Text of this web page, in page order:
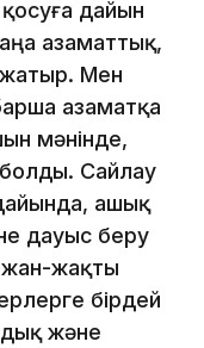
дайын
азаматтық,
Мен
азаматқа
мәнінде,
Сайлау
ашық
дауыс беру
жан-жақты
бірдей
және